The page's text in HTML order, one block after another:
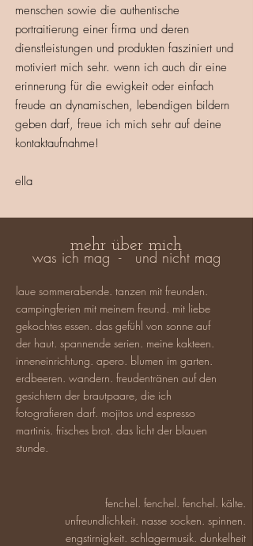
menschen sowie die authentische
portraitierung einer firma und deren
dienstleistungen und produkten fasziniert und
motiviert mich sehr. wenn ich auch dir eine
erinnerung für die ewigkeit oder einfach
freude an dynamischen, lebendigen bildern
geben darf, freue ich mich sehr auf deine
kontaktaufnahme!
ella
mehr über mich
was ich mag - und nicht mag
laue sommerabende. tanzen mit freunden.
campingferien mit meinem freund. mit liebe
gekochtes essen. das gefühl von sonne auf
der haut. spannende serien. meine kakteen.
inneneinrichtung. apero. blumen im garten.
erdbeeren. wandern. freudentränen auf den
gesichtern der brautpaare, die ich
fotografieren darf. mojitos und espresso
martinis. frisches brot. das licht der blauen
stunde.
fenchel. fenchel. fenchel. kälte.
unfreundlichkeit. nasse socken. spinnen.
engstirnigkeit. schlagermusik. dunkelheit